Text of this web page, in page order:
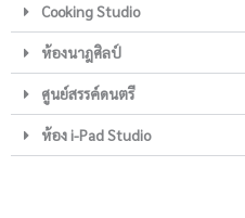
Cooking Studio
ห้องนาฎศิลป์
ศูนย์สรรค์ดนตรี
ห้อง i-Pad Studio